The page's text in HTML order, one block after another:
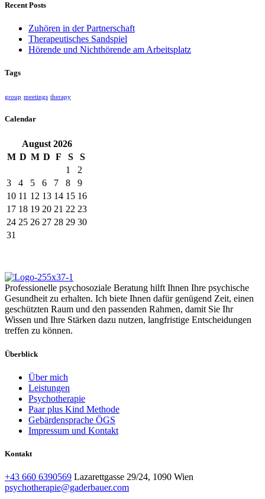
Recent Posts
Zuhören in der Partnerschaft
Therapeutisches Sandspiel
Hörende und Nichthörende am Arbeitsplatz
Tags
group meetings therapy
Calendar
August2026
M D M D F S
S
1
2
3
4 5 6 7 8
9
10 11 12 13 14 15 16
17 18 19 20 21 22 23
24 25 26 27 28 29 30
31
Professionelle psychosoziale Beratung hilft Ihnen Ihre psychische
Gesundheit zu erhalten. Ich biete Ihnen dafür genügend Zeit, einen
geschützten Raum und den passenden Rahmen, damit Sie Ihr
Wissen und Ihre Stärken dazu nutzen, langfristige Entscheidungen
treffen zu können.
Überblick
Über mich
Leistungen
Psychotherapie
Paar plus Kind Methode
Gebärdensprache ÖGS
Impressum und Kontakt
Kontakt
+43 660 6390569 Lazarettgasse 29/24, 1090 Wien
psychotherapie@gaderbauer.com